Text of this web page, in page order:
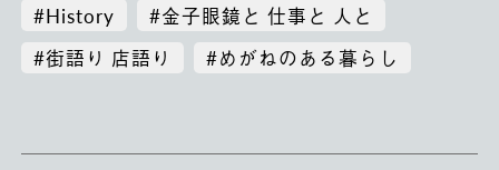
#History
#金子眼鏡と 仕事と 人と
#街語り 店語り
#めがねのある暮らし